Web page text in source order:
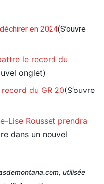
en 2024(S’ouvre
le record du
onglet)
du GR 20(S’ouvre
Lise Rousset prendra
dans un nouvel
utilisée